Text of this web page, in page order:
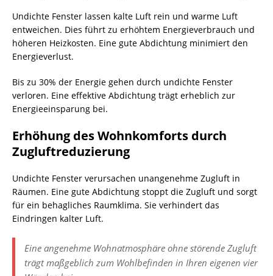
Undichte Fenster lassen kalte Luft rein und warme Luft
entweichen. Dies führt zu erhöhtem Energieverbrauch und
höheren Heizkosten. Eine gute Abdichtung minimiert den
Energieverlust.
Bis zu 30% der Energie gehen durch undichte Fenster
verloren. Eine effektive Abdichtung trägt erheblich zur
Energieeinsparung bei.
Erhöhung des Wohnkomforts durch
Zugluftreduzierung
Undichte Fenster verursachen unangenehme Zugluft in
Räumen. Eine gute Abdichtung stoppt die Zugluft und sorgt
für ein behagliches Raumklima. Sie verhindert das
Eindringen kalter Luft.
Eine angenehme Wohnatmosphäre ohne störende Zugluft
trägt maßgeblich zum Wohlbefinden in Ihren eigenen vier